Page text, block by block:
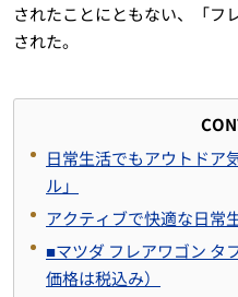
されたことにともない、「フ
された。
日常生活でもアウトドア
ル」
アクティブで快適な日常
■マツダ フレアワゴン タ
価格は税込み）